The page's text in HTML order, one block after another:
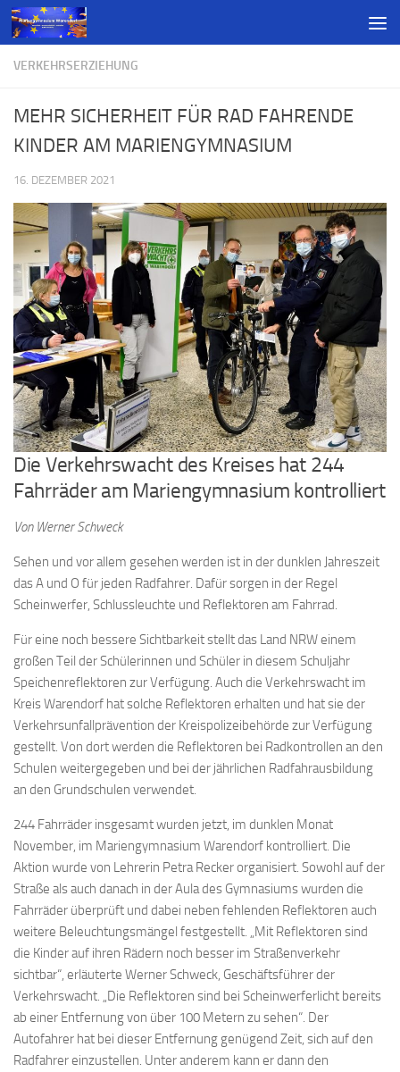
VERKEHRSERZIEHUNG
MEHR SICHERHEIT FÜR RAD FAHRENDE
KINDER AM MARIENGYMNASIUM
16. DEZEMBER 2021
Die Verkehrswacht des Kreises hat 244
Fahrräder am Mariengymnasium kontrolliert
Von Werner Schweck
Sehen und vor allem gesehen werden ist in der dunklen Jahreszeit
das A und O für jeden Radfahrer. Dafür sorgen in der Regel
Scheinwerfer, Schlussleuchte und Reflektoren am Fahrrad.
Für eine noch bessere Sichtbarkeit stellt das Land NRW einem
großen Teil der Schülerinnen und Schüler in diesem Schuljahr
Speichenreflektoren zur Verfügung. Auch die Verkehrswacht im
Kreis Warendorf hat solche Reflektoren erhalten und hat sie der
Verkehrsunfallprävention der Kreispolizeibehörde zur Verfügung
gestellt. Von dort werden die Reflektoren bei Radkontrollen an den
Schulen weitergegeben und bei der jährlichen Radfahrausbildung
an den Grundschulen verwendet.
244 Fahrräder insgesamt wurden jetzt, im dunklen Monat
November, im Mariengymnasium Warendorf kontrolliert. Die
Aktion wurde von Lehrerin Petra Recker organisiert. Sowohl auf der
Straße als auch danach in der Aula des Gymnasiums wurden die
Fahrräder überprüft und dabei neben fehlenden Reflektoren auch
weitere Beleuchtungsmängel festgestellt. „Mit Reflektoren sind
die Kinder auf ihren Rädern noch besser im Straßenverkehr
sichtbar“, erläuterte Werner Schweck, Geschäftsführer der
Verkehrswacht. „Die Reflektoren sind bei Scheinwerferlicht bereits
ab einer Entfernung von über 100 Metern zu sehen“. Der
Autofahrer hat bei dieser Entfernung genügend Zeit, sich auf den
Radfahrer einzustellen. Unter anderem kann er dann den